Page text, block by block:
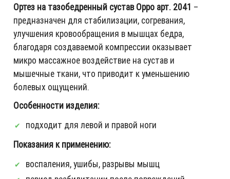
Ортез на тазобедренный сустав Oppo арт. 2041 –
предназначен для стабилизации, согревания,
улучшения кровообращения в мышцах бедра,
благодаря создаваемой компрессии оказывает
микро массажное воздействие на сустав и
мышечные ткани, что приводит к уменьшению
болевых ощущений.
Особенности изделия:
подходит для левой и правой ноги
Показания к применению:
воспаления, ушибы, разрывы мышц